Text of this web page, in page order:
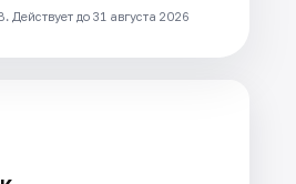
Действует до 31 августа 2026